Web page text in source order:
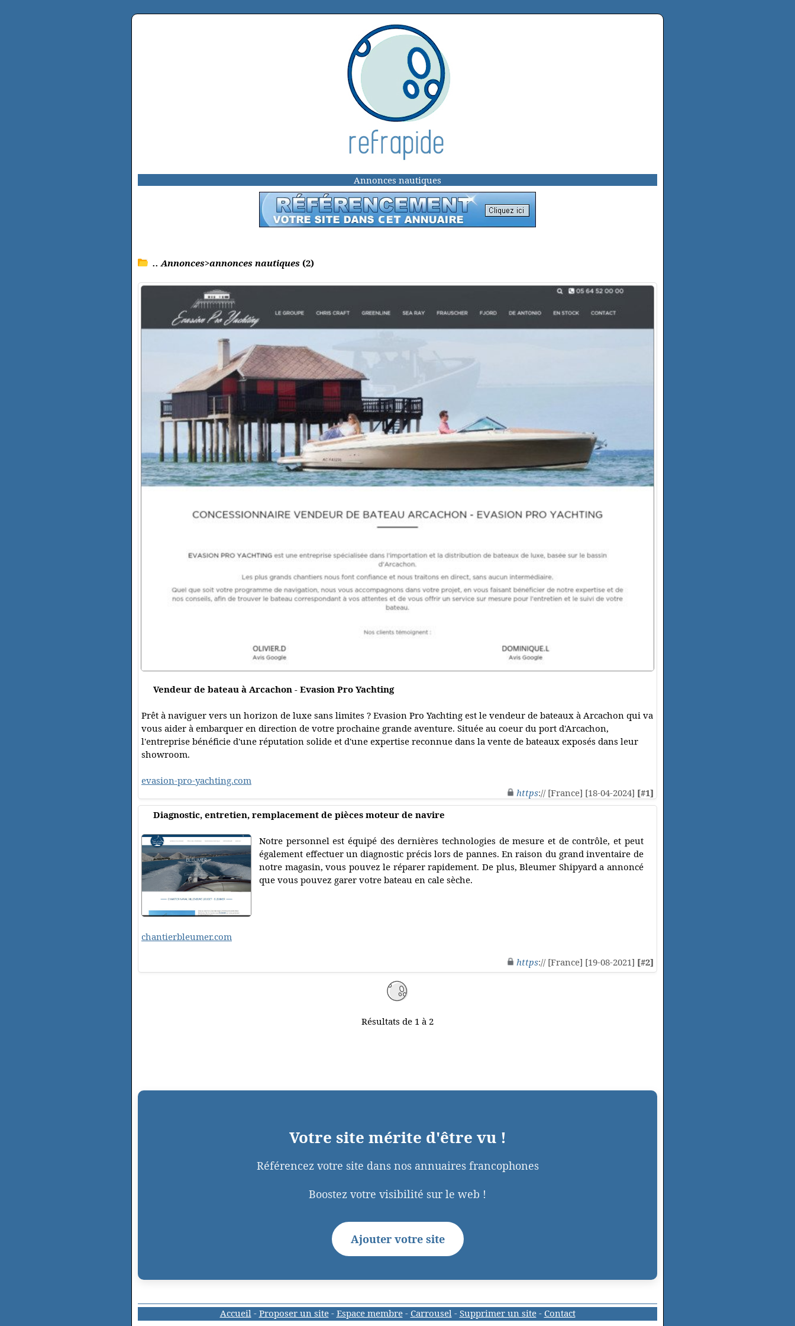
Annonces nautiques
.. Annonces>annonces nautiques (2)
Vendeur de bateau à Arcachon - Evasion Pro Yachting
Prêt à naviguer vers un horizon de luxe sans limites ? Evasion Pro Yachting est le vendeur de bateaux à Arcachon qui va
vous aider à embarquer en direction de votre prochaine grande aventure. Située au coeur du port d'Arcachon,
l'entreprise bénéficie d'une réputation solide et d'une expertise reconnue dans la vente de bateaux exposés dans leur
showroom.
evasion-pro-yachting.com
https:// [France] [18-04-2024] [#1]
Diagnostic, entretien, remplacement de pièces moteur de navire
Notre personnel est équipé des dernières technologies de mesure et de contrôle, et peut
également effectuer un diagnostic précis lors de pannes. En raison du grand inventaire de
notre magasin, vous pouvez le réparer rapidement. De plus, Bleumer Shipyard a annoncé
que vous pouvez garer votre bateau en cale sèche.
chantierbleumer.com
https:// [France] [19-08-2021] [#2]
Résultats de 1 à 2
Votre site mérite d'être vu !
Référencez votre site dans nos annuaires francophones
Boostez votre visibilité sur le web !
Ajouter votre site
Accueil- Proposer un site- Espace membre- Carrousel- Supprimer un site- Contact